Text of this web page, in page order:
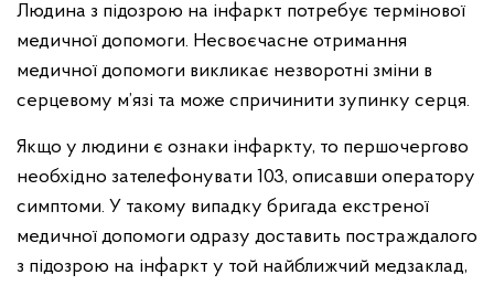
Людина з підозрою на інфаркт потребує термінової
медичної допомоги. Несвоєчасне отримання
медичної допомоги викликає незворотні зміни в
серцевому м’язі та може спричинити зупинку серця.
Якщо у людини є ознаки інфаркту, то першочергово
необхідно зателефонувати 103, описавши оператору
симптоми. У такому випадку бригада екстреної
медичної допомоги одразу доставить постраждалого
з підозрою на інфаркт у той найближчий медзаклад,